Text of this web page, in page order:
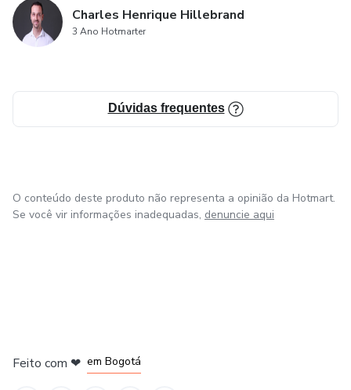
Charles Henrique Hillebrand
3 Ano Hotmarter
Dúvidas frequentes
O conteúdo deste produto não representa a opinião da Hotmart.
Se você vir informações inadequadas, denuncie aqui
Feito com ❤ em Bogotá